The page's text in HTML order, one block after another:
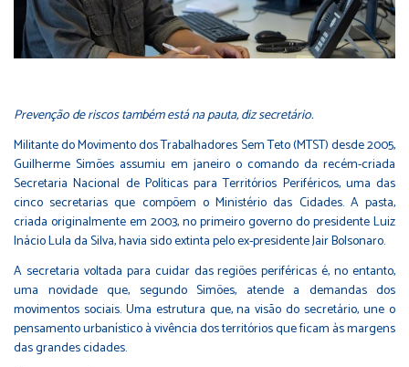
Prevenção de riscos também está na pauta, diz secretário.
Militante do Movimento dos Trabalhadores Sem Teto (MTST) desde 2005,
Guilherme Simões assumiu em janeiro o comando da recém-criada
Secretaria Nacional de Políticas para Territórios Periféricos, uma das
cinco secretarias que compõem o Ministério das Cidades. A pasta,
criada originalmente em 2003, no primeiro governo do presidente Luiz
Inácio Lula da Silva, havia sido extinta pelo ex-presidente Jair Bolsonaro.
A secretaria voltada para cuidar das regiões periféricas é, no entanto,
uma novidade que, segundo Simões, atende a demandas dos
movimentos sociais. Uma estrutura que, na visão do secretário, une o
pensamento urbanístico à vivência dos territórios que ficam às margens
das grandes cidades.